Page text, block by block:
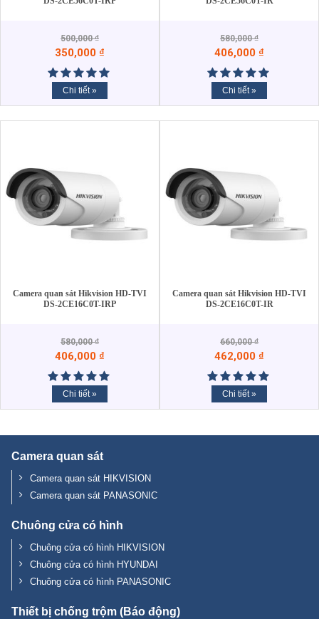
500,000₫
350,000 ₫
Chi tiết »
580,000₫
406,000 ₫
Chi tiết »
Camera quan sát Hikvision HD-TVI
DS-2CE16C0T-IRP
580,000₫
406,000 ₫
Chi tiết »
Camera quan sát Hikvision HD-TVI
DS-2CE16C0T-IR
660,000₫
462,000 ₫
Chi tiết »
Camera quan sát
Camera quan sát HIKVISION
Camera quan sát PANASONIC
Chuông cửa có hình
Chuông cửa có hình HIKVISION
Chuông cửa có hình HYUNDAI
Chuông cửa có hình PANASONIC
Thiết bị chống trộm (Báo động)